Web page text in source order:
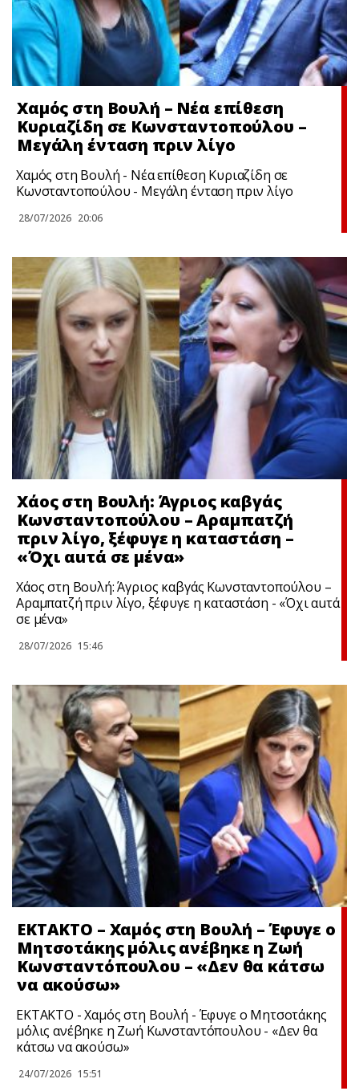
Χαμός στη Βουλή – Νέα επίθεση
Κυριαζίδη σε Κωνσταντοπούλου –
Μεγάλη ένταση πριν λίγο
Χαμός στη Βουλή - Νέα επίθεση Κυριαζίδη σε
Κωνσταντοπούλου - Μεγάλη ένταση πριν λίγο
28/07/2026 20:06
Χάος στη Βουλή: Άγριος καβγάς
Κωνσταντοπούλου – Αραμπατζή
πριν λίγο, ξέφυγε η καταστάση –
«Όχι αuτά σε μένα»
Χάος στη Βουλή: Άγριος καβγάς Κωνσταντοπούλου –
Αραμπατζή πριν λίγο, ξέφυγε η καταστάση - «Όχι αuτά
σε μένα»
28/07/2026 15:46
ΕΚΤΑΚΤΟ – Χαμός στη Βουλή – Έφυγε ο
Μητσοτάκης μόλις ανέβηκε η Ζωή
Κωνσταντόπουλου – «Δεν θα κάτσω
να ακούσω»
ΕΚΤΑΚΤΟ - Χαμός στη Βουλή - Έφυγε ο Μητσοτάκης
μόλις ανέβηκε η Ζωή Κωνσταντόπουλου - «Δεν θα
κάτσω να ακούσω»
24/07/2026 15:51